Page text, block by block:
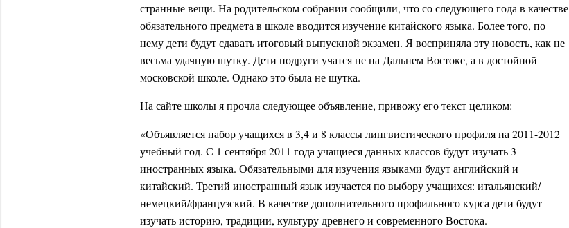
странные вещи. На родительском собрании сообщили, что со следующего года в качестве
обязательного предмета в школе вводится изучение китайского языка. Более того, по
нему дети будут сдавать итоговый выпускной экзамен. Я восприняла эту новость, как не
весьма удачную шутку. Дети подруги учатся не на Дальнем Востоке, а в достойной
московской школе. Однако это была не шутка.
На сайте школы я прочла следующее объявление, привожу его текст целиком:
«Объявляется набор учащихся в 3,4 и 8 классы лингвистического профиля на 2011-2012
учебный год. С 1 сентября 2011 года учащиеся данных классов будут изучать 3
иностранных языка. Обязательными для изучения языками будут английский и
китайский. Третий иностранный язык изучается по выбору учащихся: итальянский/
немецкий/французский. В качестве дополнительного профильного курса дети будут
изучать историю, традиции, культуру древнего и современного Востока.